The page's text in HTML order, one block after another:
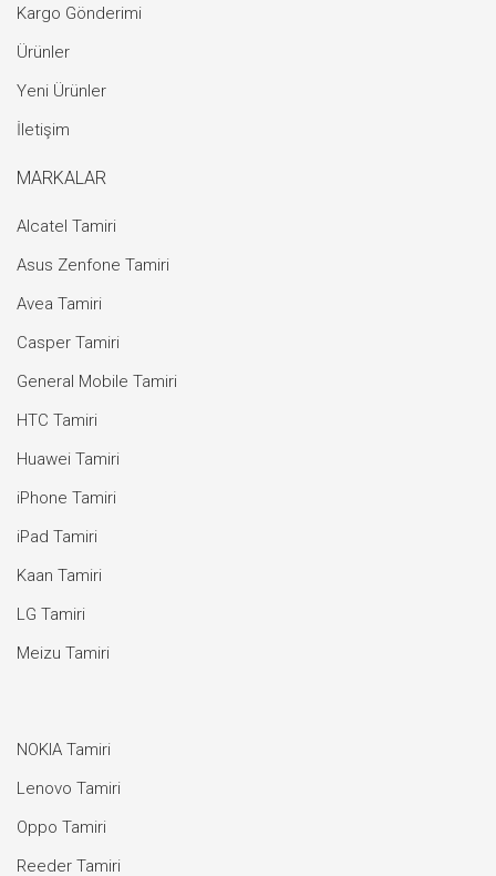
Kargo Gönderimi
Ürünler
Yeni Ürünler
İletişim
MARKALAR
Alcatel Tamiri
Asus Zenfone Tamiri
Avea Tamiri
Casper Tamiri
General Mobile Tamiri
HTC Tamiri
Huawei Tamiri
iPhone Tamiri
iPad Tamiri
Kaan Tamiri
LG Tamiri
Meizu Tamiri
NOKIA Tamiri
Lenovo Tamiri
Oppo Tamiri
Reeder Tamiri